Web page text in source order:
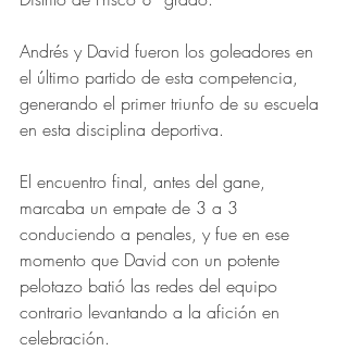
Andrés y David fueron los goleadores en
el último partido de esta competencia,
generando el primer triunfo de su escuela
en esta disciplina deportiva.
El encuentro final, antes del gane,
marcaba un empate de 3 a 3
conduciendo a penales, y fue en ese
momento que David con un potente
pelotazo batió las redes del equipo
contrario levantando a la afición en
celebración.